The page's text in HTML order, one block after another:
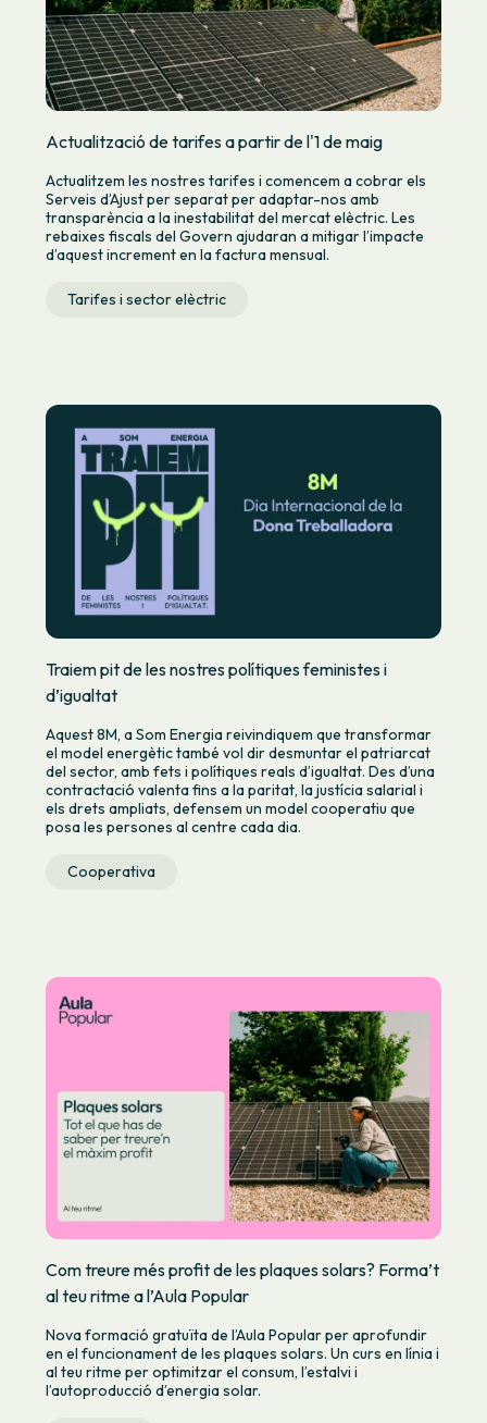
Actualització de tarifes a partir de l'1 de maig
Actualitzem les nostres tarifes i comencem a cobrar els
Serveis d’Ajust per separat per adaptar-nos amb
transparència a la inestabilitat del mercat elèctric. Les
rebaixes fiscals del Govern ajudaran a mitigar l’impacte
d’aquest increment en la factura mensual.
Tarifes i sector elèctric
Traiem pit de les nostres polítiques feministes i
d’igualtat
Aquest 8M, a Som Energia reivindiquem que transformar
el model energètic també vol dir desmuntar el patriarcat
del sector, amb fets i polítiques reals d’igualtat. Des d’una
contractació valenta fins a la paritat, la justícia salarial i
els drets ampliats, defensem un model cooperatiu que
posa les persones al centre cada dia.
Cooperativa
Com treure més profit de les plaques solars? Forma’t
al teu ritme a l’Aula Popular
Nova formació gratuïta de l’Aula Popular per aprofundir
en el funcionament de les plaques solars. Un curs en línia i
al teu ritme per optimitzar el consum, l’estalvi i
l’autoproducció d’energia solar.